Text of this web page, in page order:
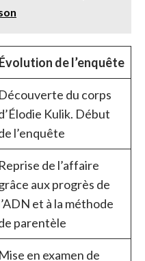
Évolution de l’enquête
Découverte du corps
Kulik. Début
l’enquête
Reprise de l’affaire
aux progrès de
et à la méthode
parentèle
Mise en examen de